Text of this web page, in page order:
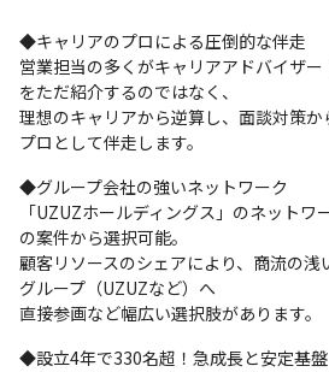
◆キャリアのプロによる圧倒的な伴走
営業担当の多くがキャリアアドバイザ
をただ紹介するのではなく、
理想のキャリアから逆算し、面談対策
プロとして伴走します。
◆グループ会社の強いネットワーク
「UZUZホールディングス」のネット
の案件から選択可能。
顧客リソースのシェアにより、商流の
グループ（UZUZなど）へ
直接参画など幅広い選択肢があります。
◆設立4年で330名超！急成長と安定基盤